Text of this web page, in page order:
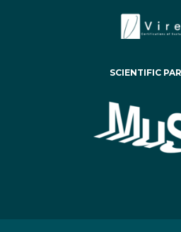
SCIENTIFIC